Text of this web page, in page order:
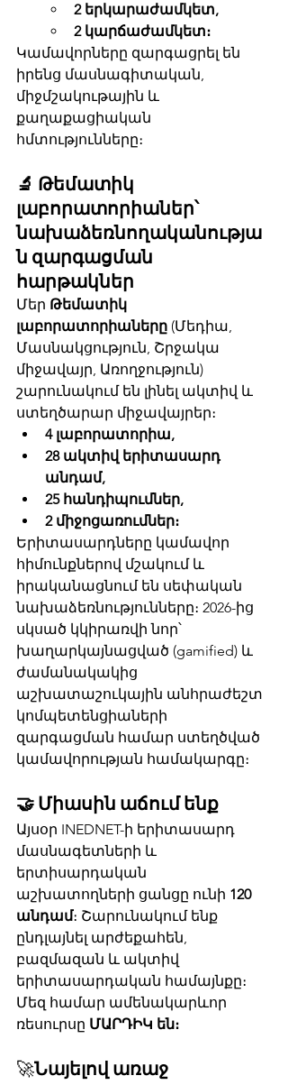
2 երկարաժամկետ,
2 կարճաժամկետ։
Կամավորները զարգացրել են
իրենց մասնագիտական,
միջմշակութային և
քաղաքացիական
հմտությունները։
🔬 Թեմատիկ
լաբորատորիաներ՝
նախաձեռնողականությա
ն զարգացման
հարթակներ
Մեր Թեմատիկ
լաբորատորիաները (Մեդիա,
Մասնակցություն, Շրջակա
միջավայր, Առողջություն)
շարունակում են լինել ակտիվ և
ստեղծարար միջավայրեր։
4 լաբորատորիա,
28 ակտիվ երիտասարդ
անդամ,
25 հանդիպումներ,
2 միջոցառումներ։
Երիտասարդները կամավոր
հիմունքներով մշակում և
իրականացնում են սեփական
նախաձեռնությունները։ 2026-ից
սկսած կկիրառվի նոր՝
խաղարկայնացված (gamified) և
ժամանակակից
աշխատաշուկային անհրաժեշտ
կոմպետենցիաների
զարգացման համար ստեղծված
կամավորության համակարգը։
🤝 Միասին աճում ենք
Այսօր INEDNET-ի երիտասարդ
մասնագետների և
երտիսարդական
աշխատողների ցանցը ունի 120
անդամ։ Շարունակում ենք
ընդլայնել արժեքահեն,
բազմազան և ակտիվ
երիտասարդական համայնքը։
Մեզ համար ամենակարևոր
ռեսուրսը ՄԱՐԴԻԿ են։
🚀Նայելով առաջ